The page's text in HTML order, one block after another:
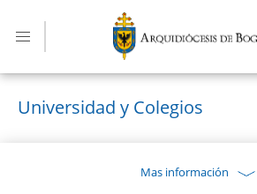
contenido
principal
Universidad y Colegios
Mas información